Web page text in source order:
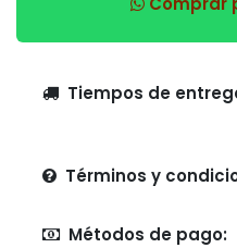
Tiempos
Términos y
Métodos de pago: